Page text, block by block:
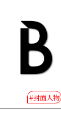
#封面人物